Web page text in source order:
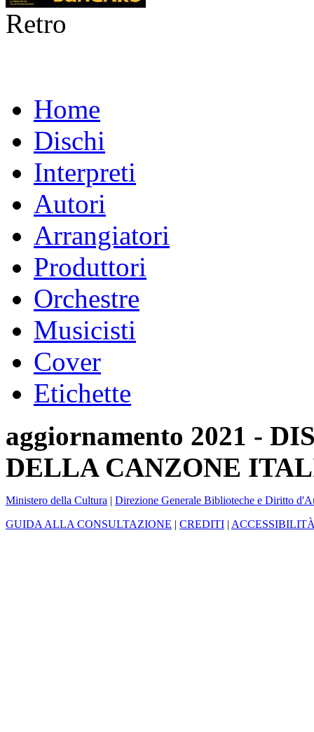
Retro
Home
Dischi
Interpreti
Autori
Arrangiatori
Produttori
Orchestre
Musicisti
Cover
Etichette
aggiornamento 2021 -
DELLA CANZONE
Ministero della Cultura | Direzione Generale Biblioteche e Diritto
GUIDA ALLA CONSULTAZIONE | CREDITI |